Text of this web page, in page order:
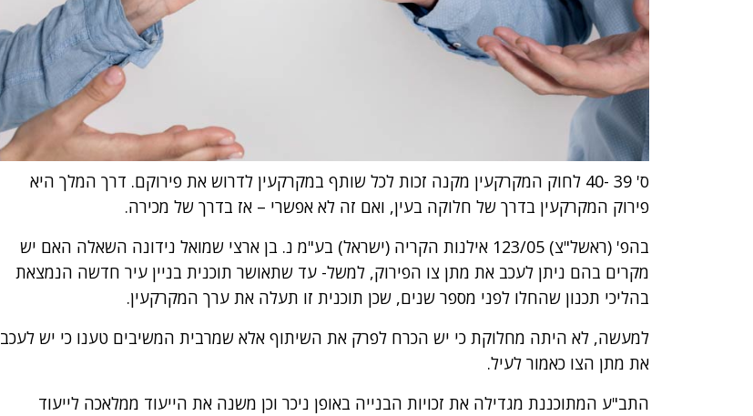
ס' 39 -40 לחוק המקרקעין מקנה זכות לכל שותף במקרקעין לדרוש את פירוקם. דרך המלך היא
פירוק המקרקעין בדרך של חלוקה בעין, ואם זה לא אפשרי – אז בדרך של מכירה.
בהפ' (ראשל"צ) 123/05 אילנות הקריה (ישראל) בע"מ נ. בן ארצי שמואל נידונה השאלה האם יש
מקרים בהם ניתן לעכב את מתן צו הפירוק, למשל- עד שתאושר תוכנית בניין עיר חדשה הנמצאת
בהליכי תכנון שהחלו לפני מספר שנים, שכן תוכנית זו תעלה את ערך המקרקעין.
למעשה, לא היתה מחלוקת כי יש הכרח לפרק את השיתוף אלא שמרבית המשיבים טענו כי יש לעכב
את מתן הצו כאמור לעיל.
התב"ע המתוכננת מגדילה את זכויות הבנייה באופן ניכר וכן משנה את הייעוד ממלאכה לייעוד